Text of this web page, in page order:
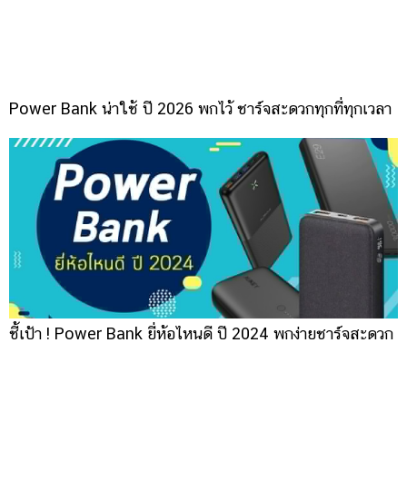
Power Bank น่าใช้ ปี 2026 พกไว้ ชาร์จสะดวกทุกที่ทุกเวลา
ชี้เป้า ! Power Bank ยี่ห้อไหนดี ปี 2024 พกง่ายชาร์จสะดวก